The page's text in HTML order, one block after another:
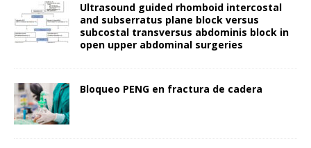
Ultrasound guided rhomboid intercostal
and subserratus plane block versus
subcostal transversus abdominis block in
open upper abdominal surgeries
Bloqueo PENG en fractura de cadera